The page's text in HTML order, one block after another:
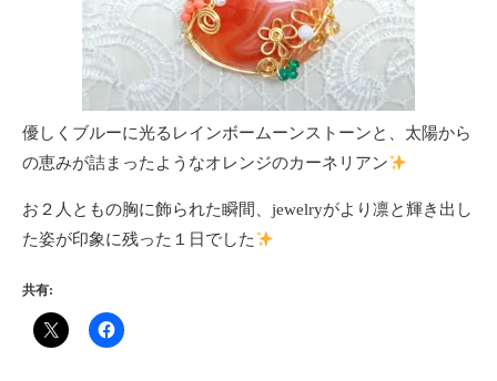
優しくブルーに光るレインボームーンストーンと、太陽から
の恵みが詰まったようなオレンジのカーネリアン
お２人ともの胸に飾られた瞬間、jewelryがより凛と輝き出し
た姿が印象に残った１日でした
共有: